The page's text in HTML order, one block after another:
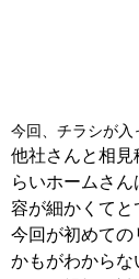
今回、チラシが入
他社さんと相
らいホームさ
容が細かくてと
今回が初めて
かもがわからな